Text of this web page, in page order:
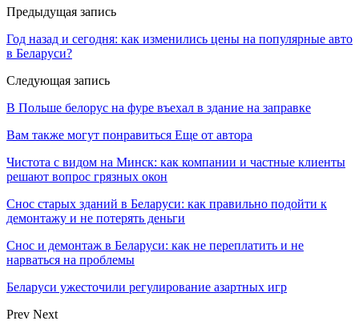
Предыдущая запись
Год назад и сегодня: как изменились цены на популярные авто
в Беларуси?
Следующая запись
В Польше белорус на фуре въехал в здание на заправке
Вам также могут понравиться Еще от автора
Чистота с видом на Минск: как компании и частные клиенты
решают вопрос грязных окон
Снос старых зданий в Беларуси: как правильно подойти к
демонтажу и не потерять деньги
Снос и демонтаж в Беларуси: как не переплатить и не
нарваться на проблемы
Беларуси ужесточили регулирование азартных игр
Prev Next